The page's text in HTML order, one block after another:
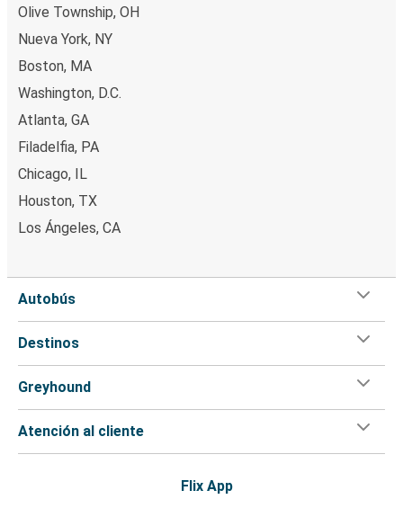
Olive Township, OH
Nueva York, NY
Boston, MA
Washington, D.C.
Atlanta, GA
Filadelfia, PA
Chicago, IL
Houston, TX
Los Ángeles, CA
Autobús
Destinos
Greyhound
Atención al cliente
Flix App